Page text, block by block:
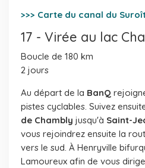
>>> Carte du canal du
17 - Virée au lac
Boucle de 180 km
2 jours
Au départ de la BanQ
pistes cyclables. Suivez
de Chambly jusqu'à Saint-
vous rejoindrez ensuite la
vers le sud. À Henryville
Lamoureux afin de vous